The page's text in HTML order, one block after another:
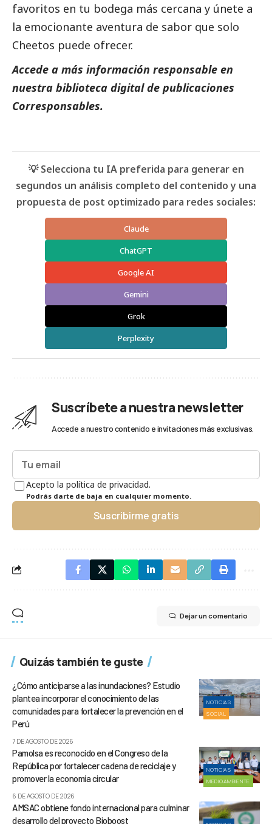
favoritos en tu bodega más cercana y únete a
la emocionante aventura de sabor que solo
Cheetos puede ofrecer.
Accede a más información responsable en
nuestra biblioteca digital de publicaciones
Corresponsables.
💡 Selecciona tu IA preferida para generar en
segundos un análisis completo del contenido y una
propuesta de post optimizado para redes sociales:
Claude
ChatGPT
Google AI
Gemini
Grok
Perplexity
Suscríbete a nuestra newsletter
Accede a nuestro contenido e invitaciones más exclusivas.
Acepto la política de privacidad.
Podrás darte de baja en cualquier momento.
Suscribirme gratis
Dejar un comentario
Quizás también te guste
NOTICIAS
SOCIAL
¿Cómo anticiparse a las inundaciones? Estudio
plantea incorporar el conocimiento de las
comunidades para fortalecer la prevención en el
Perú
7 DE AGOSTO DE 2026
NOTICIAS
MEDIOAMBIENTE
Pamolsa es reconocido en el Congreso de la
República por fortalecer cadena de reciclaje y
promover la economía circular
6 DE AGOSTO DE 2026
AMSAC obtiene fondo internacional para culminar
desarrollo del proyecto Bioboost